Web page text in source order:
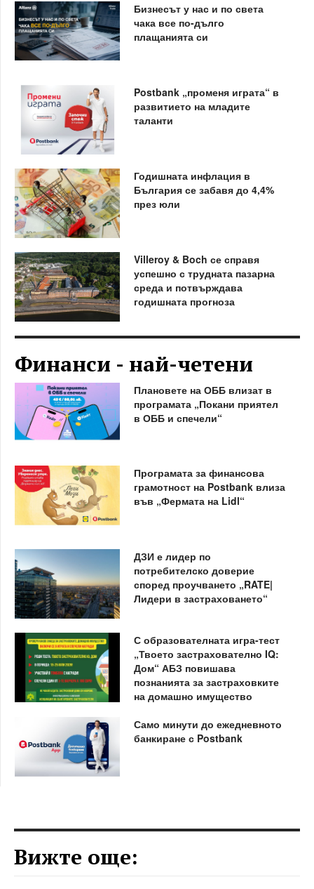
Бизнесът у нас и по света
чака все по-дълго
плащанията си
Postbank „променя играта“ в
развитието на младите
таланти
Годишната инфлация в
България се забавя до 4,4%
през юли
Villeroy & Boch се справя
успешно с трудната пазарна
среда и потвърждава
годишната прогноза
Финанси - най-четени
Плановете на ОББ влизат в
програмата „Покани приятел
в ОББ и спечели“
Програмата за финансова
грамотност на Postbank влиза
във „Фермата на Lidl“
ДЗИ е лидер по
потребителско доверие
според проучването „RATE|
Лидери в застраховането“
С образователната игра-тест
„Твоето застрахователно IQ:
Дом“ АБЗ повишава
познанията за застраховките
на домашно имущество
Само минути до ежедневното
банкиране с Postbank
Вижте още: